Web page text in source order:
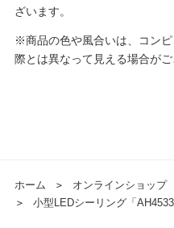
ざいます。
※商品の色や風合いは、コン
際とは異なって見える場合がご
ホーム ＞ オンラインショップ
＞
小型LEDシーリング「